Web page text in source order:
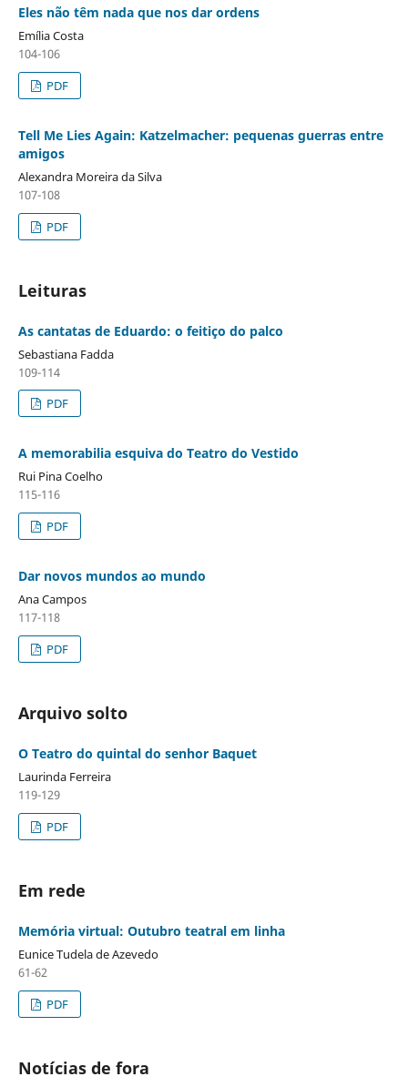
Eles não têm nada que nos dar ordens
Emília Costa
104-106
PDF
Tell Me Lies Again: Katzelmacher: pequenas guerras entre
amigos
Alexandra Moreira da Silva
107-108
PDF
Leituras
As cantatas de Eduardo: o feitiço do palco
Sebastiana Fadda
109-114
PDF
A memorabilia esquiva do Teatro do Vestido
Rui Pina Coelho
115-116
PDF
Dar novos mundos ao mundo
Ana Campos
117-118
PDF
Arquivo solto
O Teatro do quintal do senhor Baquet
Laurinda Ferreira
119-129
PDF
Em rede
Memória virtual: Outubro teatral em linha
Eunice Tudela de Azevedo
61-62
PDF
Notícias de fora